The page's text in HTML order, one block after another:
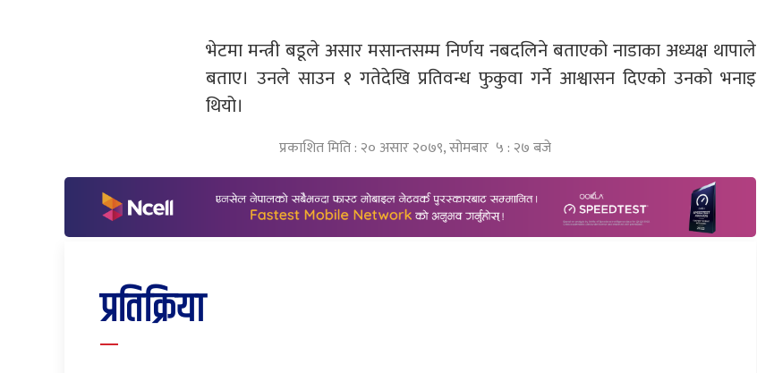
भेटमा मन्त्री बडूले असार मसान्तसम्म निर्णय नबदलिने बताएको नाडाका अध्यक्ष थापाले
बताए। उनले साउन १ गतेदेखि प्रतिवन्ध फुकुवा गर्ने आश्वासन दिएको उनको भनाइ
थियो।
प्रकाशित मिति : २० असार २०७९, सोमबार ५ : २७ बजे
प्रतिक्रिया